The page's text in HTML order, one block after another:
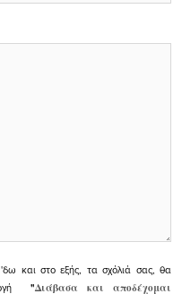
'δω και στο εξής, τα σχόλιά σας, θα
"Διάβασα και αποδέχομαι